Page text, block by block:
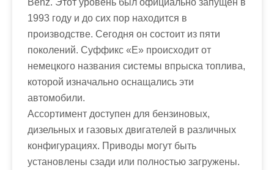
Benz. Этот уровень был официально запущен в
1993 году и до сих пор находится в
производстве. Сегодня он состоит из пяти
поколений. Суффикс «Е» происходит от
немецкого названия системы впрыска топлива,
которой изначально оснащались эти
автомобили.
Ассортимент доступен для бензиновых,
дизельных и газовых двигателей в различных
конфигурациях. Приводы могут быть
установлены сзади или полностью загружены.